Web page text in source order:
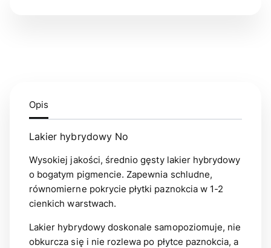
Opis
Lakier hybrydowy No
Wysokiej jakości, średnio gęsty lakier hybrydowy
o bogatym pigmencie. Zapewnia schludne,
równomierne pokrycie płytki paznokcia w 1-2
cienkich warstwach.
Lakier hybrydowy doskonale samopoziomuje, nie
obkurcza się i nie rozlewa po płytce paznokcia, a